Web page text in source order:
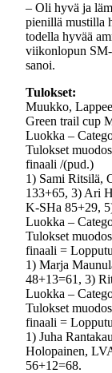
– Oli hyvä ja
pienillä mustilla
todella hyvää
viikonlopun
sanoi.
Tulokset:
Muukko,
Green trail cup
Luokka –
Tulokset
finaali /(pud.)
1) Sami Ritsilä,
133+65, 3) Ari
K-SHa 85+29,
Luokka –
Tulokset
finaali =
1) Marja
48+13=61, 3)
Luokka –
Tulokset
finaali =
1) Juha
Holopainen,
56+12=68.